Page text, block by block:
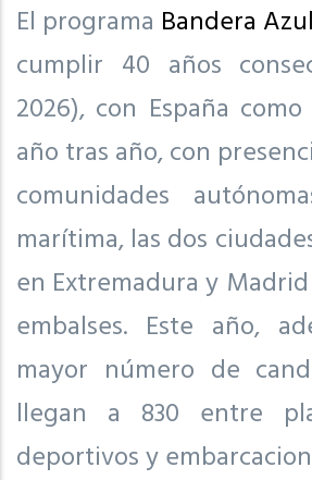
El programa Bandera Azul
cumplir 40 años
2026), con España
año tras año, con
comunidades
marítima, las dos
en Extremadura y
embalses. Este año,
mayor número de
llegan a 830 entre
deportivos y